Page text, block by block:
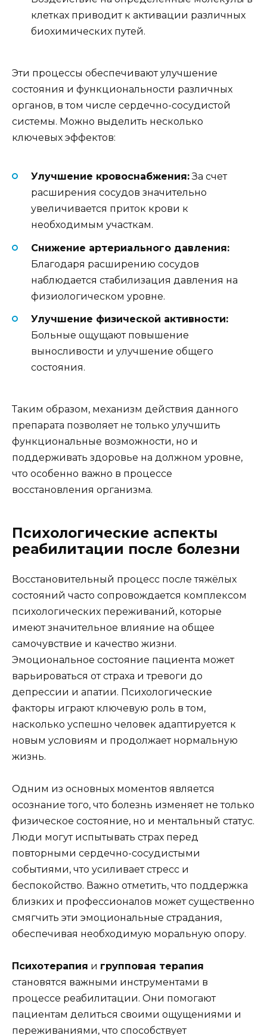
клетках приводит к активации различных
биохимических путей.
Эти процессы обеспечивают улучшение
состояния и функциональности различных
органов, в том числе сердечно-сосудистой
системы. Можно выделить несколько
ключевых эффектов:
Улучшение кровоснабжения:За счет
расширения сосудов значительно
увеличивается приток крови к
необходимым участкам.
Снижение артериального давления:
Благодаря расширению сосудов
наблюдается стабилизация давления на
физиологическом уровне.
Улучшение физической активности:
Больные ощущают повышение
выносливости и улучшение общего
состояния.
Таким образом, механизм действия данного
препарата позволяет не только улучшить
функциональные возможности, но и
поддерживать здоровье на должном уровне,
что особенно важно в процессе
восстановления организма.
Психологические аспекты
реабилитации после болезни
Восстановительный процесс после тяжёлых
состояний часто сопровождается комплексом
психологических переживаний, которые
имеют значительное влияние на общее
самочувствие и качество жизни.
Эмоциональное состояние пациента может
варьироваться от страха и тревоги до
депрессии и апатии. Психологические
факторы играют ключевую роль в том,
насколько успешно человек адаптируется к
новым условиям и продолжает нормальную
жизнь.
Одним из основных моментов является
осознание того, что болезнь изменяет не только
физическое состояние, но и ментальный статус.
Люди могут испытывать страх перед
повторными сердечно-сосудистыми
событиями, что усиливает стресс и
беспокойство. Важно отметить, что поддержка
близких и профессионалов может существенно
смягчить эти эмоциональные страдания,
обеспечивая необходимую моральную опору.
Психотерапия и групповая терапия
становятся важными инструментами в
процессе реабилитации. Они помогают
пациентам делиться своими ощущениями и
переживаниями, что способствует